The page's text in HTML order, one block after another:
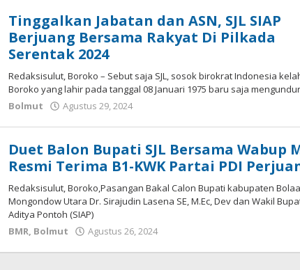
Tinggalkan Jabatan dan ASN, SJL SIAP
Berjuang Bersama Rakyat Di Pilkada
Serentak 2024
Redaksisulut, Boroko – Sebut saja SJL, sosok birokrat Indonesia
Boroko yang lahir pada tanggal 08 Januari 1975 baru saja
Bolmut
Agustus 29, 2024
Duet Balon Bupati SJL Bersama Wabup
Resmi Terima B1-KWK Partai PDI
Redaksisulut, Boroko,Pasangan Bakal Calon Bupati kabupaten
Mongondow Utara Dr. Sirajudin Lasena SE, M.Ec, Dev dan Wakil
Aditya Pontoh (SIAP)
BMR, Bolmut Agustus 26, 2024